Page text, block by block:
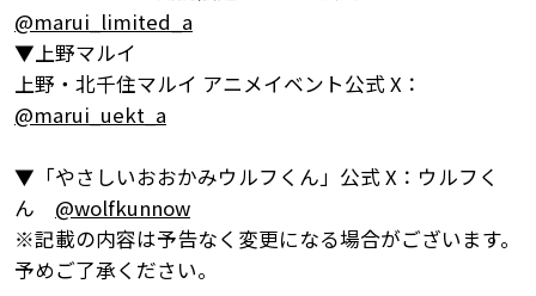
@marui_limited_a
▼上野マルイ
上野・北千住マルイ アニメイベント公式 X：
@marui_uekt_a
▼「やさしいおおかみウルフくん」公式 X：ウルフく
ん @wolfkunnow
※記載の内容は予告なく変更になる場合がございます。
予めご了承ください。